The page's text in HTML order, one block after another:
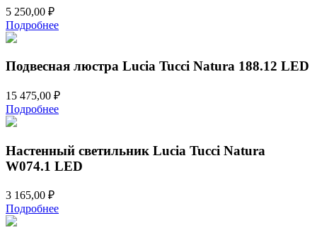
5 250,00 ₽
Подробнее
Подвесная люстра Lucia Tucci Natura 188.12 LED
15 475,00 ₽
Подробнее
Настенный светильник Lucia Tucci Natura
W074.1 LED
3 165,00 ₽
Подробнее